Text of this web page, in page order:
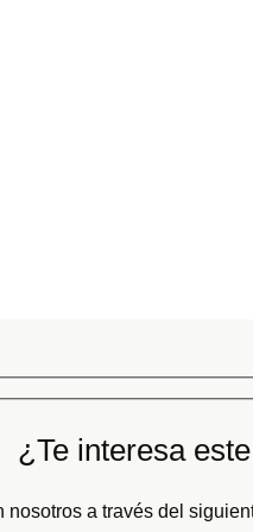
¿Te interesa
a través del